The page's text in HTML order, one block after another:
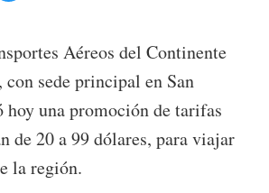
Aéreos del Continente
sede principal en San
hoy una promoción de tarifas
de 20 a 99 dólares, para viajar
la región.